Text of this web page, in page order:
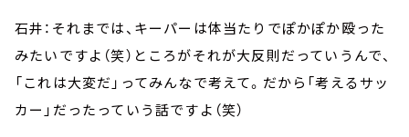
石井：それまでは、キーパーは体当たりでぽかぽか殴った
みたいですよ（笑）ところがそれが大反則だっていうんで、
「これは大変だ」ってみんなで考えて。だから「考えるサッ
カー」だったっていう話ですよ（笑）